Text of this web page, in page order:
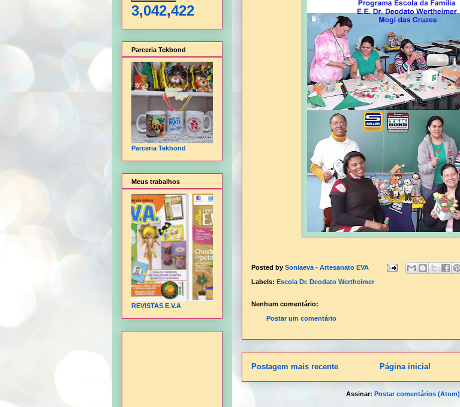
Posted by Soniaeva - Artesanato EVA
Labels: Escola Dr. Deodato Wertheimer
Nenhum comentário:
Postar um comentário
Postagem mais recente Página inicial
Assinar: Postar comentários (Atom)
3,042,422
Parceria Tekbond
Parceria Tekbond
Meus trabalhos
REVISTAS E.V.A